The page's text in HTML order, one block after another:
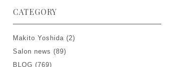
CATEGORY
Makito Yoshida (2)
Salon news (89)
BLOG (769)